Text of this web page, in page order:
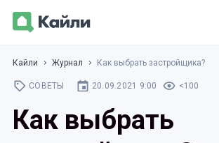
Кайли Журнал Как выбрать застройщика?
СОВЕТЫ 20.09.2021 9:00 <100
Как выбрать